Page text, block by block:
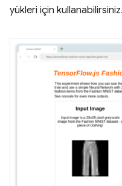
yükleri için kullanabilirsiniz.